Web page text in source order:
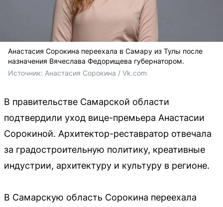
Анастасия Сорокина переехала в Самару из Тулы после
назначения Вячеслава Федорищева губернатором.
Источник: Анастасия Сорокина / Vk.com
В правительстве Самарской области
подтвердили уход вице-премьера Анастасии
Сорокиной. Архитектор-реставратор отвечала
за градостроительную политику, креативные
индустрии, архитектуру и культуру в регионе.
В Самарскую область Сорокина переехала